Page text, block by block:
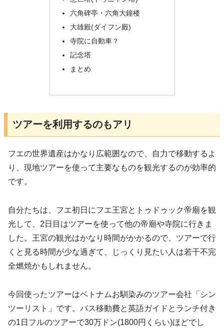
六角碑亭・六角大鐘楼
大雄殿(ダイフン殿)
寺院に自動車？
記念塔
まとめ
ツアーを利用するのもアリ
フエの世界遺産はかなり広範囲なので、自力で移動するよ
り、現地ツアーを使って主要なものを観光するのが効率的
です。
自分たちは、フエ初日にフエ王宮とトゥドゥック帝廟を観
光して、2日目はツアーを使って他の帝廟や寺院に行きま
した。王宮の観光はかなり時間がかかるので、ツアーで行
くと見る時間が少な過ぎて、じっくり見たい人は若干不完
全燃焼かもしれません。
今回使ったツアーはベトナムお馴染みのツアー会社「シン
ツーリスト」です。バス移動費と英語ガイドとランチ付き
の1日フルのツアーで30万ドン(1800円くらい)ほどでし